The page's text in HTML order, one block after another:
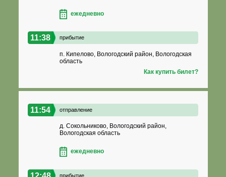
ежедневно
11:38 прибытие
п. Кипелово, Вологодский район, Вологодская
область
Как купить билет?
11:54 отправление
д. Сокольниково, Вологодский район,
Вологодская область
ежедневно
прибытие